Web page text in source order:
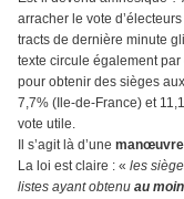
arracher le vote
tracts de dernière minute
texte circule également
pour obtenir des sièges
7,7% (Ile-de-France) et
vote utile.
Il s’agit là d’une
La loi est claire : « les
listes ayant obtenu au